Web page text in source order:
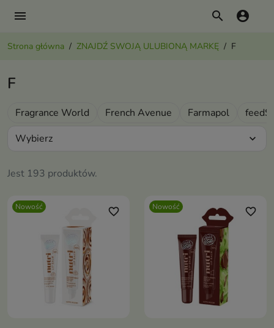
menu search account_circle
Strona główna ZNAJDŹ SWOJĄ ULUBIONĄ MARKĘ F
F
Fragrance World French Avenue Farmapol
Jest 193 produktów.
Wybierz expand_more
Nowość favorite_border Nowość favorite_border